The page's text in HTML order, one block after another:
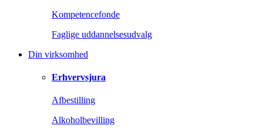
Kompetencefonde
Faglige uddannelsesudvalg
Din virksomhed
Erhvervsjura
Afbestilling
Alkoholbevilling